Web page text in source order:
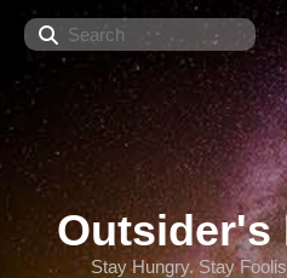
Outsider's
Stay Hungry. Stay